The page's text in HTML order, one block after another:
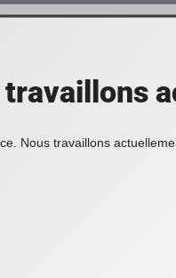
travaillons
Nous travaillons